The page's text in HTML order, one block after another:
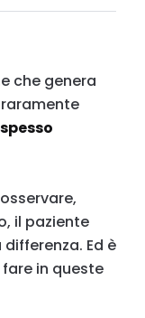
che genera
il paziente
Ed è
in queste